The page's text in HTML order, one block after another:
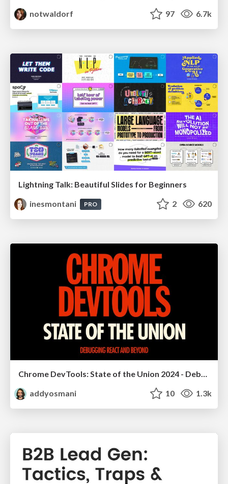
notwaldorf
97 6.7k
Lightning Talk: Beautiful Slides for Beginners
inesmontani
PRO 2 620
Chrome DevTools: State of the Union 2024 - Debugging React & Beyond
addyosmani
10 1.3k